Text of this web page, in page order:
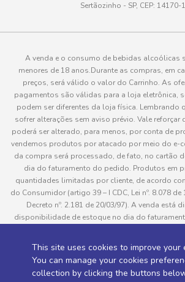
This site uses cookies to improve your
You can manage your cookies
collection by clicking the buttons
Sertãozinho - SP, CEP: 14170-
A venda e o consumo de bebidas alcoólicas
menores de 18 anos.Durante as compras, em
preços, será válido o valor do Carrinho. As
pagamentos são válidas para a loja eletrônica,
podem ser diferentes da loja física. Lembrando
sofrer alterações sem aviso prévio. Vale
poderá ser alterado, para menos, por conta de
vendemos produtos por atacado por meio do e-
da compra será processado, de fato, no cartão
dia do faturamento do pedido. Produtos em
quantidades limitadas por cliente, de acordo
do Consumidor (artigo 39 – I CDC, Lei nº. 8.078 de
Decreto nº. 2.181 de 20/03/97). A venda está
disponibilidade de estoque no dia do
pedido do cliente, este não será entregue e o
cobrado. As fotos dos produtos no site são
divergência com o produto real e todos os